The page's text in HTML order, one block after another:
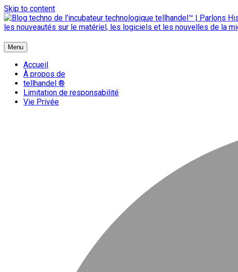
Skip to content
{ + }
blog technologique du hub | migration GNU Linux
Menu
Accueil
À propos de
tellhandel ®
Limitation de responsabilité
Vie Privée